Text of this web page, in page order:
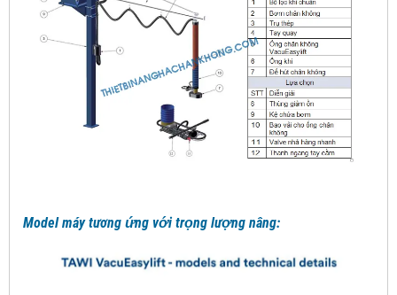
Model máy tương ứng với trọng lượng nâng: